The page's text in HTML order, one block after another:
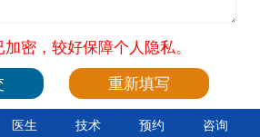
加密，较好保障个人隐私。
医生 技术 预约 咨询